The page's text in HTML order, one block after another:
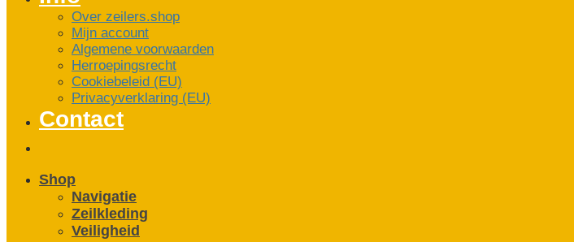
Over zeilers.shop
Mijn account
Algemene voorwaarden
Herroepingsrecht
Cookiebeleid (EU)
Privacyverklaring (EU)
Contact
Shop
Navigatie
Zeilkleding
Veiligheid